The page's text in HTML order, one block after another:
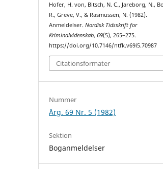
Hofer, H. von, Bitsch, N. C., Jareborg, N.,
R., Greve, V., & Rasmussen, N. (1982).
Anmeldelser.Nordisk Tidsskrift for
Kriminalvidenskab,69(5), 265–275.
https://doi.org/10.7146/ntfk.v69i5.70987
Citationsformater
Nummer
Årg. 69 Nr. 5 (1982)
Sektion
Boganmeldelser